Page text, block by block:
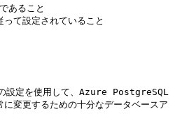
ること
定されていること
設定を使用して、Azure PostgreSQL
変更するための十分なデータベースア